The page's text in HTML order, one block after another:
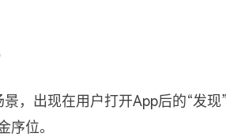
，出现在用户打开App后的“发
序位。